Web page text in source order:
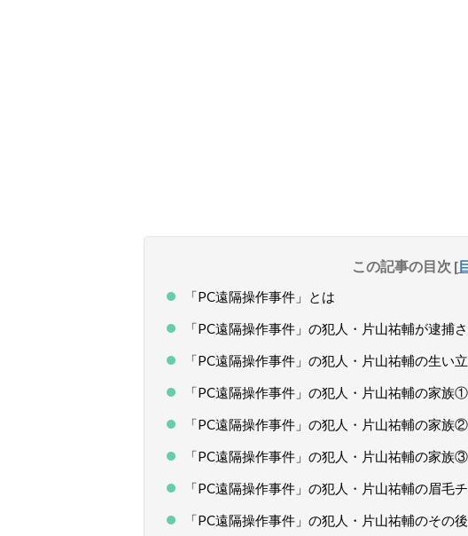
この記事の目次 [
「PC遠隔操作事件」とは
「PC遠隔操作事件」の犯人・片山祐輔が逮捕
「PC遠隔操作事件」の犯人・片山祐輔の生い
「PC遠隔操作事件」の犯人・片山祐輔の家
「PC遠隔操作事件」の犯人・片山祐輔の家
「PC遠隔操作事件」の犯人・片山祐輔の家
「PC遠隔操作事件」の犯人・片山祐輔の眉毛
「PC遠隔操作事件」の犯人・片山祐輔のその